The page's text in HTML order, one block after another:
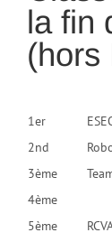
la fin
(hors
1er
2nd
3ème
4ème
5ème